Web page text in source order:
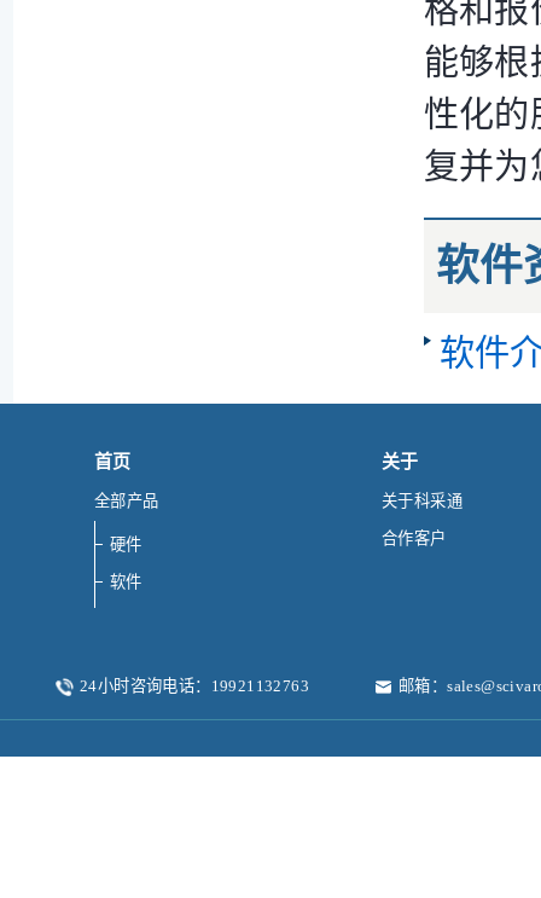
格和报
能够根
性化的
复并为
软件
软件
首页
全部产品
硬件
软件
关于
关于科采通
合作客户
24小时咨询电话：19921132763 邮箱：